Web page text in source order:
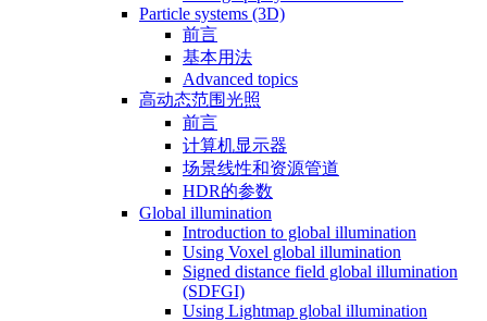
Particle systems (3D)
前言
基本用法
Advanced topics
高动态范围光照
前言
计算机显示器
场景线性和资源管道
HDR的参数
Global illumination
Introduction to global illumination
Using Voxel global illumination
Signed distance field global illumination
(SDFGI)
Using Lightmap global illumination